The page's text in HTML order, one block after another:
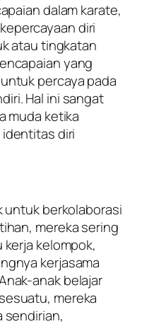
dalam karate,
diri
atau tingkatan
yang
percaya pada
Hal ini sangat
muda ketika
diri
untuk berkolaborasi
mereka sering
kelompok,
kerjasama
anak belajar
mereka
sendirian,